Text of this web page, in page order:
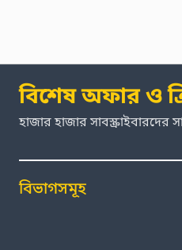
বিশেষ অফার ও
হাজার হাজার
বিভাগসমূহ